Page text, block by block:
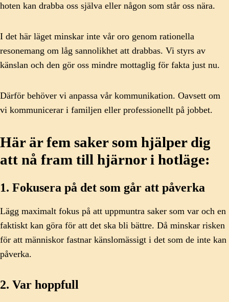
hoten kan drabba oss själva eller någon som står oss nära.
I det här läget minskar inte vår oro genom rationella
resonemang om låg sannolikhet att drabbas. Vi styrs av
känslan och den gör oss mindre mottaglig för fakta just nu.
Därför behöver vi anpassa vår kommunikation. Oavsett om
vi kommunicerar i familjen eller professionellt på jobbet.
Här är fem saker som hjälper dig
att nå fram till hjärnor i hotläge:
1. Fokusera på det som går att påverka
Lägg maximalt fokus på att uppmuntra saker som var och en
faktiskt kan göra för att det ska bli bättre. Då minskar risken
för att människor fastnar känslomässigt i det som de inte kan
påverka.
2. Var hoppfull